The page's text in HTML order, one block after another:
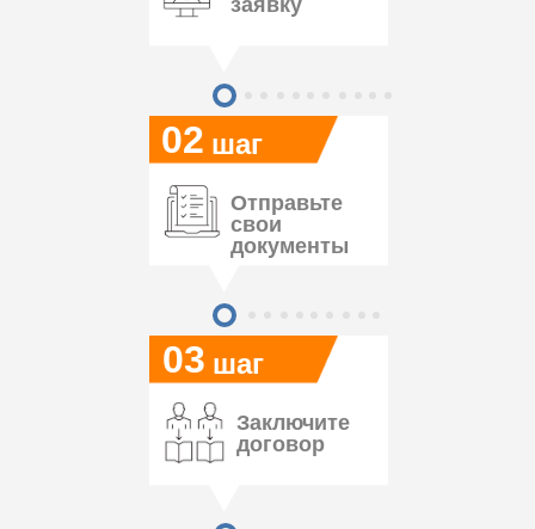
03
02 шаг
шаг
Отправьте
свои
документы
Заключите
договор